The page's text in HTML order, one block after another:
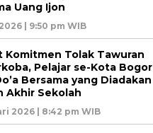
Uang Ijon
| 9:50 pm WIB
Komitmen Tolak Tawuran
Pelajar se-Kota Bogor
Bersama yang Diadakan
Akhir Sekolah
2026 | 8:42 pm WIB